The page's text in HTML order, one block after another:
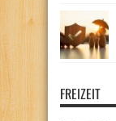
FREIZEIT